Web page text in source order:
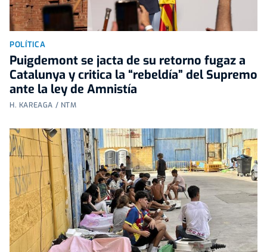
POLÍTICA
Puigdemont se jacta de su retorno fugaz a
Catalunya y critica la “rebeldía” del Supremo
ante la ley de Amnistía
H. KAREAGA / NTM